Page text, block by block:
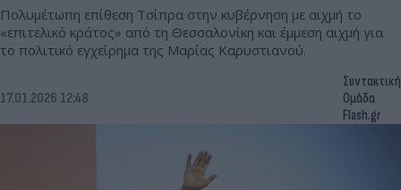
Πολυμέτωπη επίθεση Τσίπρα στην κυβέρνηση με αιχμή το
«επιτελικό κράτος» από τη Θεσσαλονίκη και έμμεση αιχμή για
το πολιτικό εγχείρημα της Μαρίας Καρυστιανού.
17.01.2026 12:48
Συντακτική
Ομάδα
Flash.gr